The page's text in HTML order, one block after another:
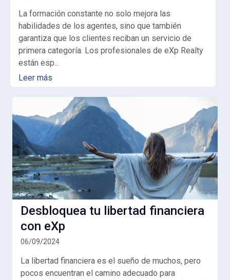
La formación constante no solo mejora las
habilidades de los agentes, sino que también
garantiza que los clientes reciban un servicio de
primera categoría. Los profesionales de eXp Realty
están esp...
Leer más
Desbloquea tu libertad financiera
con eXp
06/09/2024
La libertad financiera es el sueño de muchos, pero
pocos encuentran el camino adecuado para